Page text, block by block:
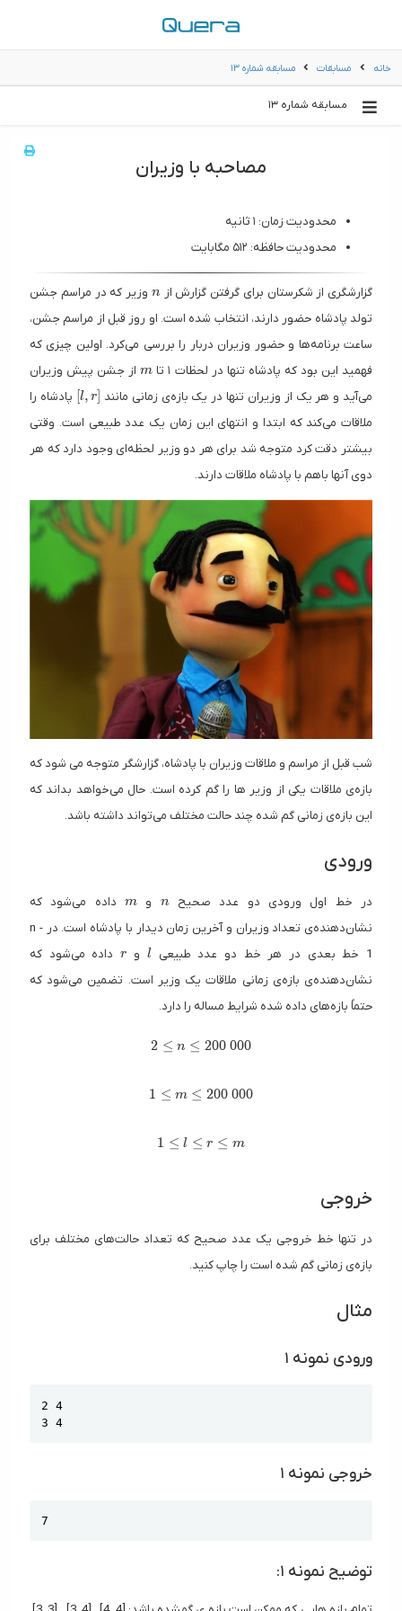
خانه مسابقات مسابقه شماره ١٣
مسابقه شماره ١٣
مصاحبه با وزیران
محدودیت زمان: ۱ ثانیه
محدودیت حافظه: ۵۱۲ مگابایت
گزارشگری از شکرستان برای گرفتن گزارش از n وزیر که در مراسم جشن
تولد پادشاه حضور دارند، انتخاب شده است. او روز قبل از مراسم جشن،
ساعت برنامه‌ها و حضور وزیران دربار را بررسی می‌کرد. اولین چیزی که
فهمید این بود که پادشاه تنها در لحظات ۱ تا
m
mاز جشن پیش وزیران
می‌آید و هر یک از وزیران تنها در یک بازه‌ی زمانی مانند
[l, r]
[l, r]
پادشاه را
ملاقات می‌کند که ابتدا و انتهای این زمان یک عدد طبیعی است. وقتی
بیشتر دقت کرد متوجه شد برای هر دو وزیر لحظه‌ای وجود دارد که هر
دوی آنها باهم با پادشاه ملاقات دارند.
شب قبل از مراسم و ملاقات وزیران با پادشاه، گزارشگر متوجه می شود که
بازه‌ی ملاقات یکی از وزیر ها را گم کرده است. حال می‌خواهد بداند که
این بازه‌ی زمانی گم شده چند حالت مختلف می‌تواند داشته باشد.
ورودی
در خط اول ورودی دو عدد صحیح n وm
m
داده می‌شود که
نشان‌دهنده‌ی تعداد وزیران و آخرین زمان دیدار با پادشاه است. در n -
1 خط بعدی در هر خط دو عدد طبیعی l
l و r
r
داده می‌شود که
نشان‌دهنده‌ی بازه‌ی زمانی ملاقات یک وزیر است. تضمین می‌شود که
حتماً بازه‌های داده شده شرایط مساله را دارد.
2 \leq n \leq 200 \ 000
2 ≤ n ≤ 200 000
1 \leq m \leq 200 \ 000
1 ≤ m ≤ 200 000
1 \leq l \leq r \leq m
1 ≤ l ≤ r ≤ m
خروجی
در تنها خط خروجی یک عدد صحیح که تعداد حالت‌های مختلف برای
بازه‌ی زمانی گم شده است را چاپ کنید.
مثال
ورودی نمونه ۱
2 4
3 4
خروجی نمونه ۱
7
توضیح نمونه ۱: